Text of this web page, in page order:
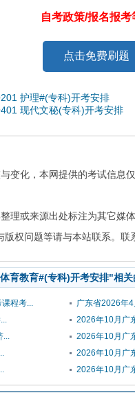
自考政策/报名报
点击免费刷题
护理#(专科)开考安排
现代文秘(专科)开考安排
变化，本网提供的考试信息
理或来源出处标注为其它媒
版权问题等请与本站联系。
育教育#(专科)开考安排"相关
程考...
广东省2026年
2026年10月广
...
2026年10月广
2026年10月广
2026年10月广